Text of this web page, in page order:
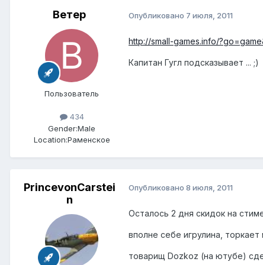
Ветер
Пользователь
434
Gender:Male
Location:Раменское
Опубликовано 7 июля, 2011
http://small-games.info/
Капитан Гугл подсказывает ... ;)
PrincevonCarstei
n
Опубликовано 8 июля, 2011
Осталось 2 дня скидок на
вполне себе игрулина,
товарищ Dozkoz (на ютубе)